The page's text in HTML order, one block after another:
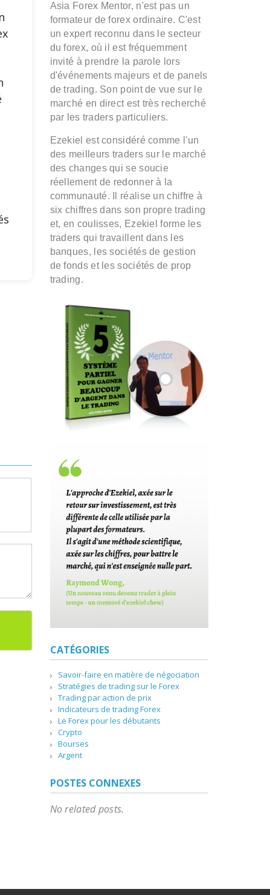
Asia Forex Mentor, n'est pas un
formateur de forex ordinaire. C'est
un expert reconnu dans le secteur
du forex, où il est fréquemment
invité à prendre la parole lors
d'événements majeurs et de panels
de trading. Son point de vue sur le
marché en direct est très recherché
par les traders particuliers.
Ezekiel est considéré comme l'un
des meilleurs traders sur le marché
des changes qui se soucie
réellement de redonner à la
communauté. Il réalise un chiffre à
six chiffres dans son propre trading
et, en coulisses, Ezekiel forme les
traders qui travaillent dans les
banques, les sociétés de gestion
de fonds et les sociétés de prop
trading.
CATÉGORIES
Savoir-faire en matière de négociation
Stratégies de trading sur le Forex
Trading par action de prix
Indicateurs de trading Forex
Le Forex pour les débutants
Crypto
Bourses
Argent
POSTES CONNEXES
No related posts.